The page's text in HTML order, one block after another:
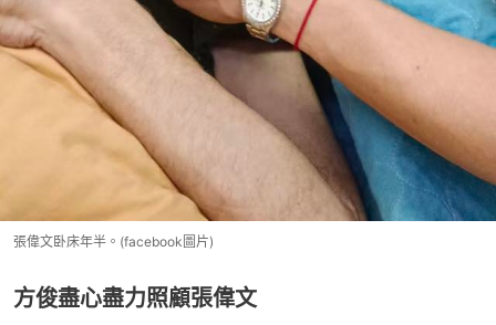
張偉文卧床年半。(facebook圖片)
方俊盡心盡力照顧張偉文